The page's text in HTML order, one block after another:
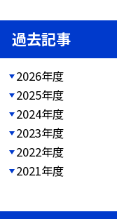
過去記事
2026年度
2025年度
2024年度
2023年度
2022年度
2021年度